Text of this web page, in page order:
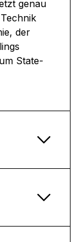
genau
der
State-